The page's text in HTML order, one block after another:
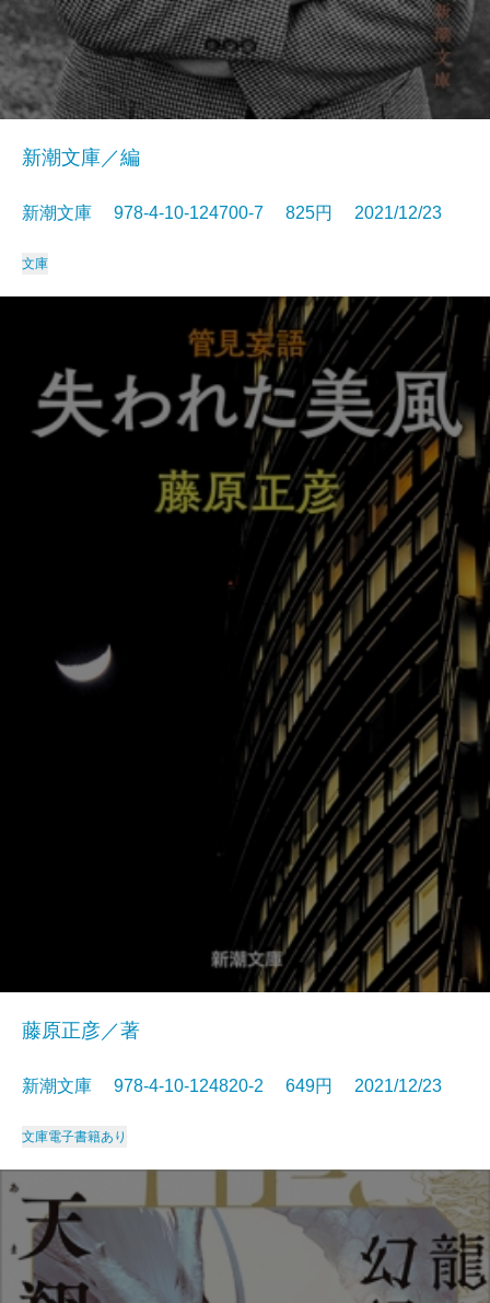
新潮文庫／編
新潮文庫 978-4-10-124700-7 825円 2021/12/23
文庫
藤原正彦／著
新潮文庫 978-4-10-124820-2 649円 2021/12/23
文庫電子書籍あり